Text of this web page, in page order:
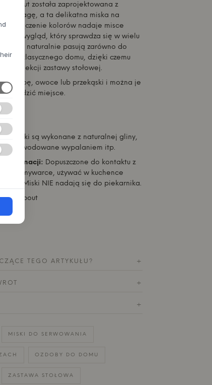
Aboutzostała zaprojektowana z
a ta delikatna miska na
Połączenie kolorów nadaje misce
wygląd, który sprawdza się w wielu
Miski naturalnie pasują zarówno do
klasycznego domu, dzięki czemu
do kolekcji zastawy stołowej.
zupę, owoce lub przekąski i można je
miejsce.
miski są wykonane z naturalnej gliny,
spowodowane wypalaniem itp.
pielęgnacji: Dopuszczone do kontaktu z
w zmywarce, używać w kuchence
Miski NIE nadają się do piekarnika.
About
TEGO ARTYKUŁU? +
+
+
MISKI DO SERWOWANIA
OZDOBY DO DOMU
ZASTAWA STOŁOWA